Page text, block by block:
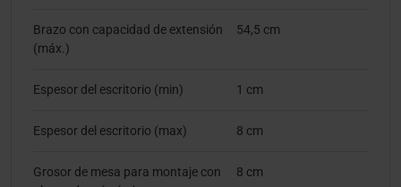
Brazo con capacidad de extensión
(máx.)
54,5 cm
Espesor del escritorio (min) 1 cm
Espesor del escritorio (max) 8 cm
Grosor de mesa para montaje con
8 cm